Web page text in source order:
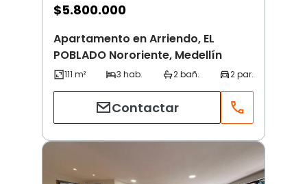
$5.800.000
Apartamento en Arriendo, EL
POBLADO Nororiente, Medellín
Contactar